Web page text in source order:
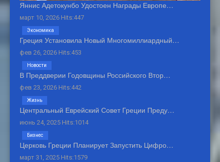
Яннис Адетокунбо Удостоен Награды Европе…
март 10, 2026 Hits:447
Греция Установила Новый Многомиллиардный…
фев 26, 2026 Hits:453
Экономика
В Преддверии Годовщины Российского Втор…
фев 23, 2026 Hits:442
Новости
Центральный Еврейский Совет Греции Преду…
июнь 24, 2025 Hits:1014
Жизнь
Церковь Греции Планирует Запустить Цифро…
март 31, 2025 Hits:1579
Бизнес